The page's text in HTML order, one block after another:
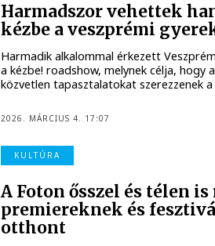
Harmadszor vehettek
kézbe a veszprémi
Harmadik alkalommal érkezett
a kézbe! roadshow, melynek célja, hogy
közvetlen tapasztalatokat szerezzenek a
2026. MÁRCIUS 4. 17:07
KULTÚRA
A Foton ősszel és télen
premiereknek és
otthont